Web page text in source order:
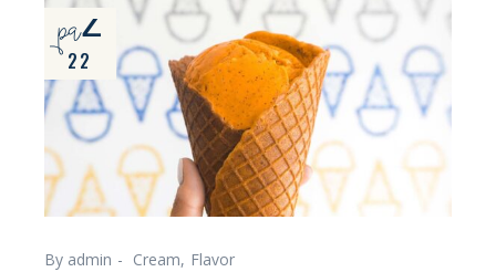
paź
22
By admin Cream Flavor